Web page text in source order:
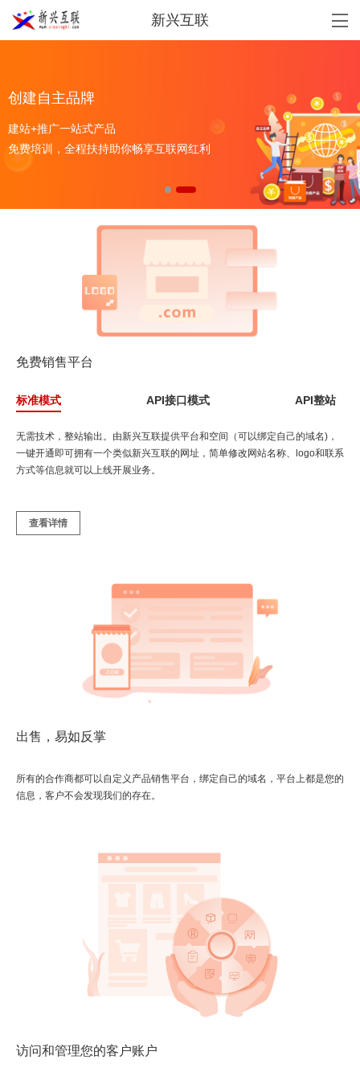
新兴互联
创建自主品牌
建站+推广一站式产品
免费培训，全程扶持助你畅享互联网红利
免费销售平台
标准模式 API接口模式 API整站
无需技术，整站输出。由新兴互联提供平台和空间（可以绑定自己的域名)，
一键开通即可拥有一个类似新兴互联的网址，简单修改网站名称、logo和联系
方式等信息就可以上线开展业务。
查看详情
出售，易如反掌
所有的合作商都可以自定义产品销售平台，绑定自己的域名，平台上都是您的
信息，客户不会发现我们的存在。
访问和管理您的客户账户